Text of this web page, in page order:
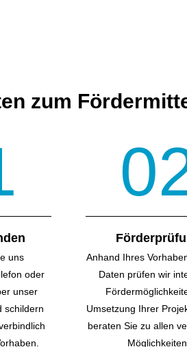
zum
uns
oder
unser
schildern
Anhand Ihres
Daten prüfen wir
Umsetzung Ihrer
beraten Sie zu allen
Möglichkeiten.